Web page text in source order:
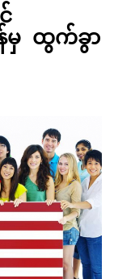
န်မှ ထွက်ခွာ